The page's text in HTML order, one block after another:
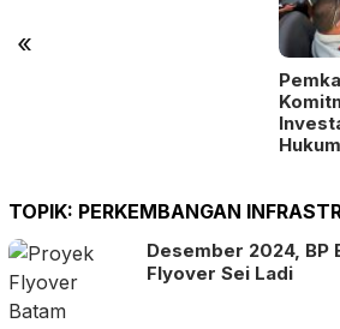
«
TOPIK: PERKEMBANGAN
Desember 2024, BP
Flyover Sei Ladi